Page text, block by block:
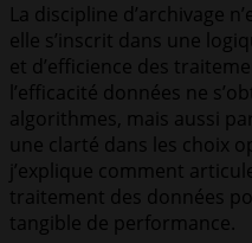
La discipline d’archivage
elle s’inscrit dans une
et d’efficience des
l’efficacité données ne
algorithmes, mais aussi
une clarté dans les choix
j’explique comment
traitement des données
tangible de performance.